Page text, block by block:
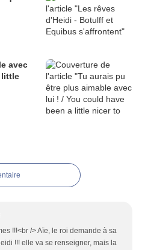
avec
little
!!!<br /> Aïe, le roi demande à sa
!!! elle va se renseigner, mais la